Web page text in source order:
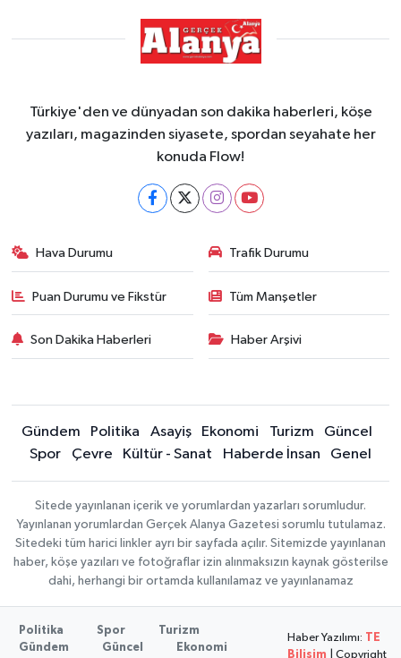
Türkiye'den ve dünyadan son dakika haberleri, köşe
yazıları, magazinden siyasete, spordan seyahate her
konuda Flow!
Hava Durumu Trafik Durumu
Puan Durumu ve Fikstür Tüm Manşetler
Son Dakika Haberleri Haber Arşivi
Gündem Politika Asayiş Ekonomi Turizm
Güncel
Spor
Çevre Kültür - Sanat Haberde İnsan Genel
Sitede yayınlanan içerik ve yorumlardan yazarları sorumludur.
Yayınlanan yorumlardan Gerçek Alanya Gazetesi sorumlu tutulamaz.
Sitedeki tüm harici linkler ayrı bir sayfada açılır. Sitemizde yayınlanan
haber, köşe yazıları ve fotoğraflar izin alınmaksızın kaynak gösterilse
dahi, herhangi bir ortamda kullanılamaz ve yayınlanamaz
Politika Spor
Turizm
Gündem
Güncel Ekonomi
Haber Yazılımı:
TE
Bilişim | Copyright